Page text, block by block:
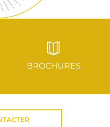
BROCHURES